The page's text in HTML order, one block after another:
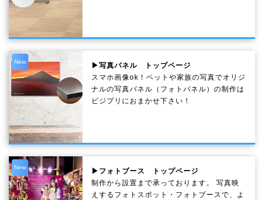
New
▶写真パネル トップページ
スマホ画像ok！ペットや家族の写真でオリジ
ナルの写真パネル（フォトパネル）の制作は
ビジプリにおまかせ下さい！
New
▶フォトブース トップページ
制作から設置まで承っております。 写真映
えするフォトスポット・フォトブースで、よ